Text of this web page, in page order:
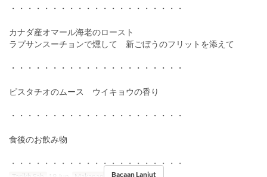
・・・・・・・・・・・・・・・・・・・・・
カナダ産オマール海老のロースト
ラプサンスーチョンで燻して 新ごぼうのフリットを添えて
・・・・・・・・・・・・・・・・・・・・・
ピスタチオのムース ウイキョウの香り
・・・・・・・・・・・・・・・・・・・・・
食後のお飲み物
・・・・・・・・・・・・・・・・・・・・・
Bacaan Lanjut